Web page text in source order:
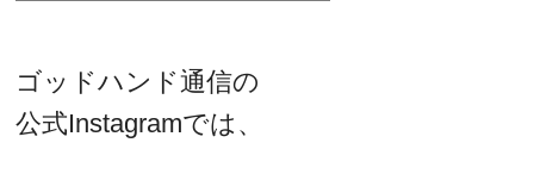
ゴッドハンド通信の
公式Instagramでは、